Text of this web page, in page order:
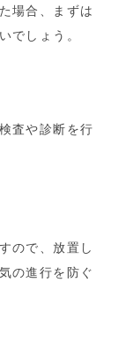
場合、まずは
でしょう。
査や診断を行
ので、放置し
の進行を防ぐ